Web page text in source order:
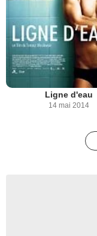
Ligne d'eau
14 mai 2014